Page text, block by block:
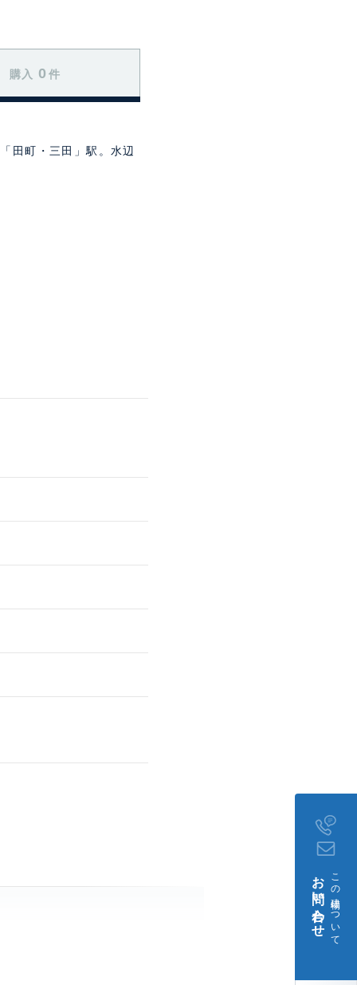
購入 0 件
田町・三田」駅。水辺
この建物について
お問い合わせ